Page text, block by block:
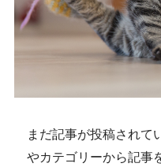
まだ記事が投稿されて
やカテゴリーから記事